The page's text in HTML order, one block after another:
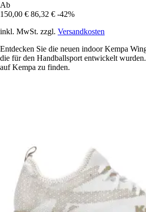
Ab
150,00 € 86,32 € -42%
inkl. MwSt. zzgl. Versandkosten
Entdecken Sie die neuen indoor Kempa
die für den Handballsport entwickelt
auf Kempa zu finden.